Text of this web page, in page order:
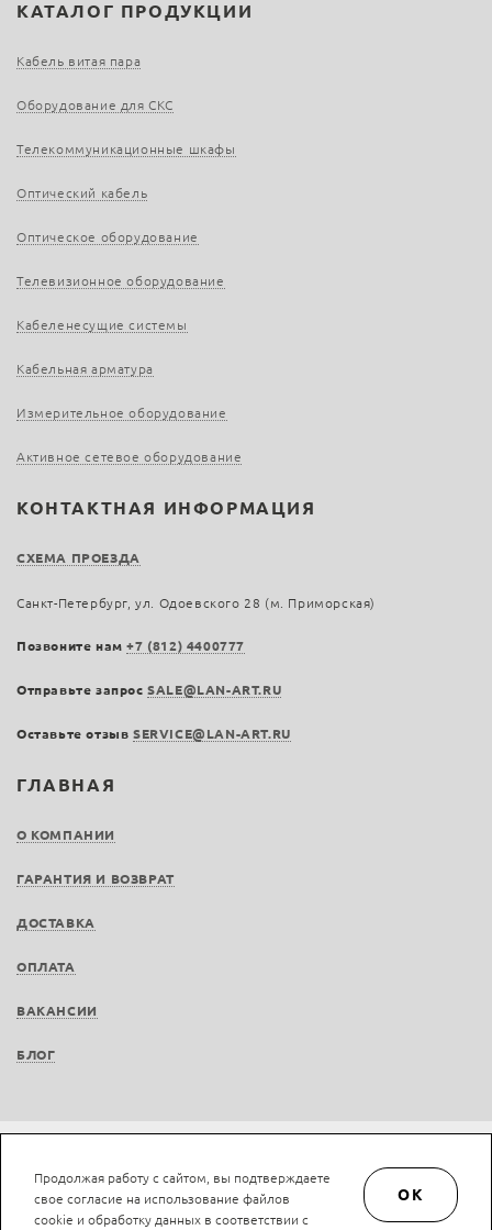
ГЛАВНАЯ
О КОМПАНИИ
ГАРАНТИЯ И ВОЗВРАТ
ДОСТАВКА
ОПЛАТА
ВАКАНСИИ
БЛОГ
КАТАЛОГ ПРОДУКЦИИ
Кабель витая пара
Оборудование для СКС
Телекоммуникационные шкафы
Оптический кабель
Оптическое оборудование
Телевизионное оборудование
Кабеленесущие системы
Кабельная арматура
Измерительное оборудование
Активное сетевое оборудование
КОНТАКТНАЯ ИНФОРМАЦИЯ
СХЕМА ПРОЕЗДА
Санкт-Петербург, ул. Одоевского 28 (м. Приморская)
Позвоните нам+7 (812) 4400777
Отправьте запросSALE@LAN-ART.RU
Оставьте отзыв SERVICE@LAN-ART.RU
Не является публичной офертой © LAN-art.ru, 2013—2026. Все права защищены.
Политика конфиденциальности.
Положение об обработке и защите персональных
данных.
Продолжая работу с сайтом, вы подтверждаете
свое согласие на использование файлов
cookie и обработку данных в соответствии с
OK